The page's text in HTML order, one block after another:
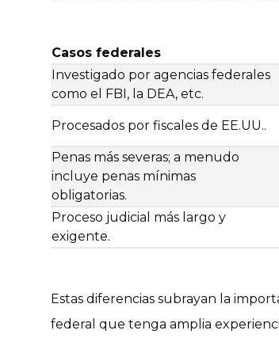
Casos federales
Investigado por agencias federales
como el FBI, la DEA, etc.
Procesados por fiscales de EE.UU..
Penas más severas; a menudo
incluye penas mínimas
obligatorias.
Proceso judicial más largo y
exigente.
Estas diferencias subrayan la
federal que tenga amplia